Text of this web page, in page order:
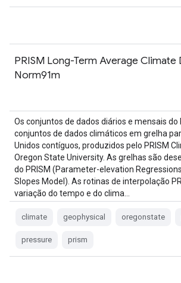
PRISM Long-Term Average Climate
Norm91m
Os conjuntos de dados diários e mensais do
conjuntos de dados climáticos em grelha
Unidos contíguos, produzidos pelo PRISM
Oregon State University. As grelhas são
do PRISM (Parameter-elevation
Slopes Model). As rotinas de interpolação
variação do tempo e do clima…
climate geophysical oregonstate
pressure prism